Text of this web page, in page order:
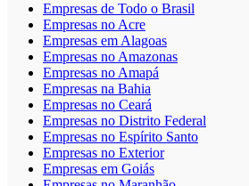
Empresas de Todo o Brasil
Empresas no Acre
Empresas em Alagoas
Empresas no Amazonas
Empresas no Amapá
Empresas na Bahia
Empresas no Ceará
Empresas no Distrito Federal
Empresas no Espírito Santo
Empresas no Exterior
Empresas em Goiás